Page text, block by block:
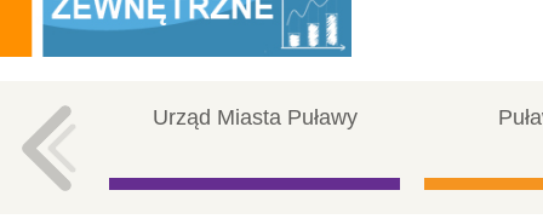
Urząd Miasta Puławy